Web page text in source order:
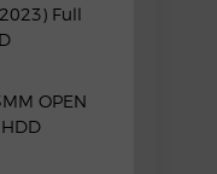
Full
OPEN